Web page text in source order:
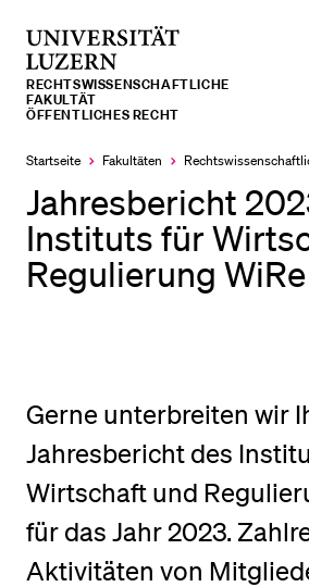
RECHTS­­WISSENSCHAFTLICHE
FAKULTÄT
ÖFFENTLICHES RECHT
Startseite Fakultäten
Jahresbericht
Instituts für
Regulierung WiRe
Gerne unterbreiten wir
Jahresbericht des
Wirtschaft und
für das Jahr 2023.
Aktivitäten von
LETZTE SUCHEN
Sie haben noch keine Suche getätigt.
Schulklassen und Lehrpersonen
Studien­interessierte
Studierende
Forschende
Stellensuchende
Förderer
Medien